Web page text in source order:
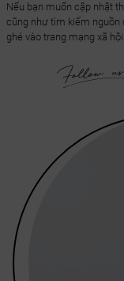
Nếu bạn muốn cập nhật
cũng như tìm kiếm nguồn
ghé vào trang mạng xã